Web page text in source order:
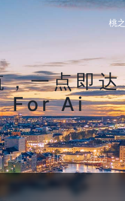
桃
一点即达
For Ai
工具 社区 生活